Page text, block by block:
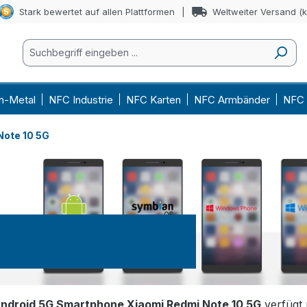
Stark bewertet auf allen Plattformen Weltweiter Versand
Metal NFC Industrie NFC Karten NFC Armbänder
10 5G